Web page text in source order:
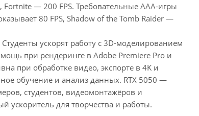
Fortnite — 200 FPS. Требовательные AAA-игры
80 FPS, Shadow of the Tomb Raider —
ускорят работу с 3D-моделированием
при рендеринге в Adobe Premiere Pro и
при обработке видео, экспорте в 4K и
обучение и анализ данных. RTX 5050 —
студентов, видеомонтажёров и
для творчества и работы.